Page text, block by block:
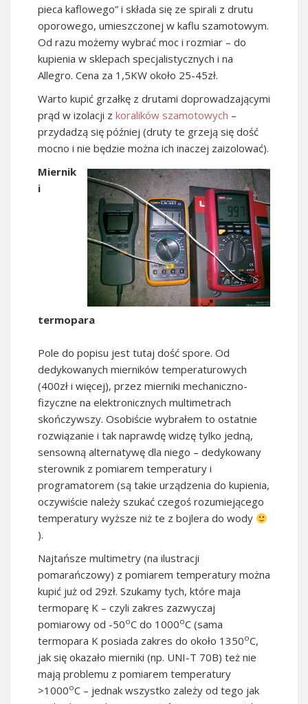
pieca kaflowego” i składa się ze spirali z drutu
oporowego, umieszczonej w kaflu szamotowym.
Od razu możemy wybrać moc i rozmiar – do
kupienia w sklepach specjalistycznych i na
Allegro. Cena za 1,5KW około 25-45zł.
Warto kupić grzałkę z drutami doprowadzającymi
prąd w izolacji z koralików szamotowych –
przydadzą się później (druty te grzeją się dość
mocno i nie będzie można ich inaczej zaizolować).
Miernik
i
termopara
Pole do popisu jest tutaj dość spore. Od
dedykowanych mierników temperaturowych
(400zł i więcej), przez mierniki mechaniczno-
fizyczne na elektronicznych multimetrach
skończywszy. Osobiście wybrałem to ostatnie
rozwiązanie i tak naprawdę widzę tylko jedną,
sensowną alternatywę dla niego – dedykowany
sterownik z pomiarem temperatury i
programatorem (są takie urządzenia do kupienia,
oczywiście należy szukać czegoś rozumiejącego
temperatury wyższe niż te z bojlera do wody
).
Najtańsze multimetry (na ilustracji
pomarańczowy) z pomiarem temperatury można
kupić już od 29zł. Szukamy tych, które maja
termoparę K – czyli zakres zazwyczaj
pomiarowy od -50oC do 1000oC (sama
termopara K posiada zakres do około 1350oC,
jak się okazało mierniki (np. UNI-T 70B) też nie
mają problemu z pomiarem temperatury
>1000oC – jednak wszystko zależy od tego jak